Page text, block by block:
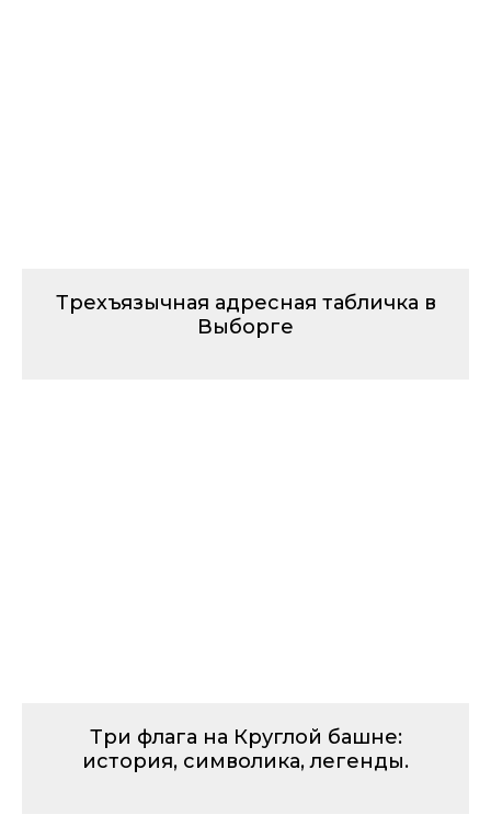
Трехъязычная адресная табличка в
Выборге
Три флага на Круглой башне:
история, символика, легенды.